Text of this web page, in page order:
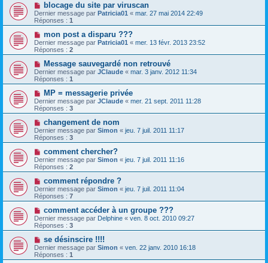
blocage du site par viruscan
Dernier message par Patricia01 « mar. 27 mai 2014 22:49
Réponses : 1
mon post a disparu ???
Dernier message par Patricia01 « mer. 13 févr. 2013 23:52
Réponses : 2
Message sauvegardé non retrouvé
Dernier message par JClaude « mar. 3 janv. 2012 11:34
Réponses : 1
MP = messagerie privée
Dernier message par JClaude « mer. 21 sept. 2011 11:28
Réponses : 3
changement de nom
Dernier message par Simon « jeu. 7 juil. 2011 11:17
Réponses : 3
comment chercher?
Dernier message par Simon « jeu. 7 juil. 2011 11:16
Réponses : 2
comment répondre ?
Dernier message par Simon « jeu. 7 juil. 2011 11:04
Réponses : 7
comment accéder à un groupe ???
Dernier message par Delphine « ven. 8 oct. 2010 09:27
Réponses : 3
se désinscire !!!!
Dernier message par Simon « ven. 22 janv. 2010 16:18
Réponses : 1